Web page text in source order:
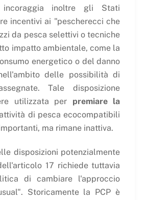
inoltre gli Stati
incentivi ai "pescherecci che
da pesca selettivi o tecniche
impatto ambientale, come la
energetico o del danno
delle possibilità di
Tale disposizione
utilizzata per premiare la
di pesca ecocompatibili
ma rimane inattiva.
disposizioni potenzialmente
17 richiede tuttavia
di cambiare l'approccio
Storicamente la PCP è